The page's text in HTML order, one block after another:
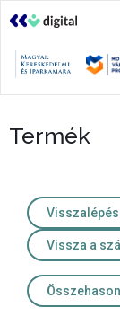
Termék
Vissza a